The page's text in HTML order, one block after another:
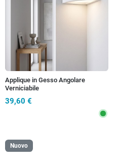
Applique in Gesso Angolare
Verniciabile
39,60 €
Nuovo